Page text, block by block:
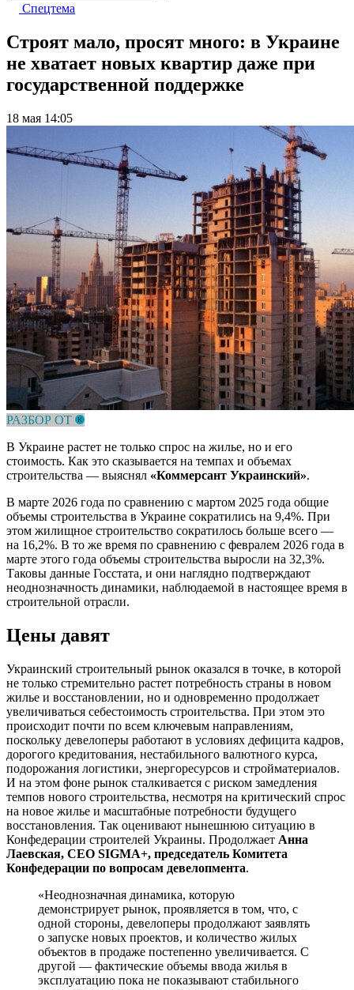
Спецтема
Строят мало, просят много: в Украине
не хватает новых квартир даже при
государственной поддержке
18 мая 14:05
РАЗБОР ОТ
В Украине растет не только спрос на жилье, но и его
стоимость. Как это сказывается на темпах и объемах
строительства — выяснял «Коммерсант Украинский».
В марте 2026 года по сравнению с мартом 2025 года общие
объемы строительства в Украине сократились на 9,4%. При
этом жилищное строительство сократилось больше всего —
на 16,2%. В то же время по сравнению с февралем 2026 года в
марте этого года объемы строительства выросли на 32,3%.
Таковы данные Госстата, и они наглядно подтверждают
неоднозначность динамики, наблюдаемой в настоящее время в
строительной отрасли.
Цены давят
Украинский строительный рынок оказался в точке, в которой
не только стремительно растет потребность страны в новом
жилье и восстановлении, но и одновременно продолжает
увеличиваться себестоимость строительства. При этом это
происходит почти по всем ключевым направлениям,
поскольку девелоперы работают в условиях дефицита кадров,
дорогого кредитования, нестабильного валютного курса,
подорожания логистики, энергоресурсов и стройматериалов.
И на этом фоне рынок сталкивается с риском замедления
темпов нового строительства, несмотря на критический спрос
на новое жилье и масштабные потребности будущего
восстановления. Так оценивают нынешнюю ситуацию в
Конфедерации строителей Украины. Продолжает Анна
Лаевская, СЕО SIGMA+, председатель Комитета
Конфедерации по вопросам девелопмента.
«Неоднозначная динамика, которую
демонстрирует рынок, проявляется в том, что, с
одной стороны, девелоперы продолжают заявлять
о запуске новых проектов, и количество жилых
объектов в продаже постепенно увеличивается. С
другой — фактические объемы ввода жилья в
эксплуатацию пока не показывают стабильного